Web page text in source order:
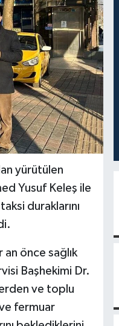
yürütülen
Yusuf Keleş ile
duraklarını
önce sağlık
Başhekimi Dr.
ve toplu
fermuar